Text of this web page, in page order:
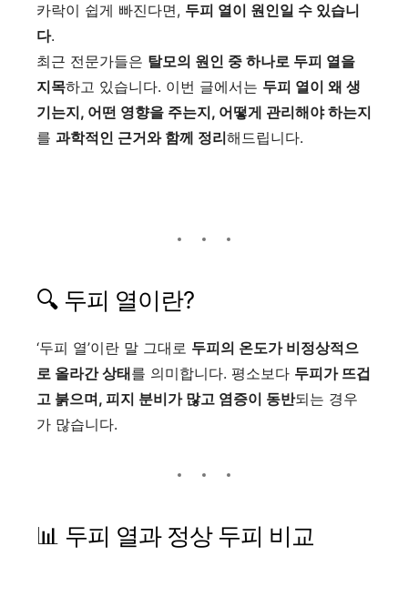
카락이 쉽게 빠진다면, 두피 열이 원인일 수 있습니
다.
최근 전문가들은 탈모의 원인 중 하나로 두피 열을
지목하고 있습니다. 이번 글에서는 두피 열이 왜 생
기는지, 어떤 영향을 주는지, 어떻게 관리해야 하는지
를 과학적인 근거와 함께 정리해드립니다.
🔍 두피 열이란?
‘두피 열’이란 말 그대로 두피의 온도가 비정상적으
로 올라간 상태를 의미합니다. 평소보다 두피가 뜨겁
고 붉으며, 피지 분비가 많고 염증이 동반되는 경우
가 많습니다.
📊 두피 열과 정상 두피 비교